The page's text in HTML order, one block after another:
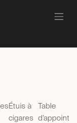
Étuis à
cigares
Table
d’appoint